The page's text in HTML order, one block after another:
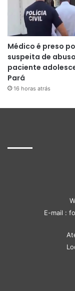
Médico é preso
suspeita de
paciente
Pará
16 horas atrás
E-mail :